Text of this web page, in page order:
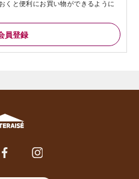
くと便利にお買い物ができるように